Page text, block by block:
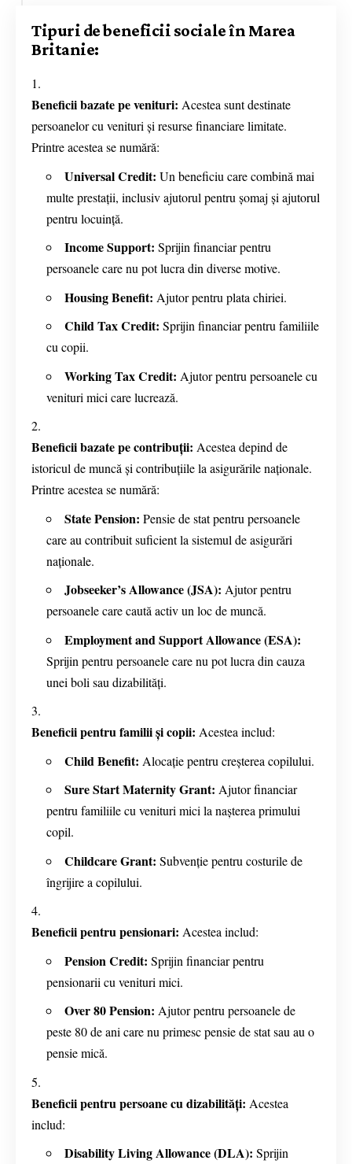
Tipuri de beneficii sociale în Marea
Britanie:
Beneficii bazate pe venituri: Acestea sunt destinate
persoanelor cu venituri și resurse financiare limitate.
Printre acestea se numără:
Universal Credit: Un beneficiu care combină mai
multe prestații, inclusiv ajutorul pentru șomaj și ajutorul
pentru locuință.
Income Support: Sprijin financiar pentru
persoanele care nu pot lucra din diverse motive.
Housing Benefit: Ajutor pentru plata chiriei.
Child Tax Credit: Sprijin financiar pentru familiile
cu copii.
Working Tax Credit: Ajutor pentru persoanele cu
venituri mici care lucrează.
Beneficii bazate pe contribuții: Acestea depind de
istoricul de muncă și contribuțiile la asigurările naționale.
Printre acestea se numără:
State Pension: Pensie de stat pentru persoanele
care au contribuit suficient la sistemul de asigurări
naționale.
Jobseeker’s Allowance (JSA): Ajutor pentru
persoanele care caută activ un loc de muncă.
Employment and Support Allowance (ESA):
Sprijin pentru persoanele care nu pot lucra din cauza
unei boli sau dizabilități.
Beneficii pentru familii și copii: Acestea includ:
Child Benefit: Alocație pentru creșterea copilului.
Sure Start Maternity Grant: Ajutor financiar
pentru familiile cu venituri mici la nașterea primului
copil.
Childcare Grant: Subvenție pentru costurile de
îngrijire a copilului.
Beneficii pentru pensionari: Acestea includ:
Pension Credit: Sprijin financiar pentru
pensionarii cu venituri mici.
Over 80 Pension: Ajutor pentru persoanele de
peste 80 de ani care nu primesc pensie de stat sau au o
pensie mică.
Beneficii pentru persoane cu dizabilități: Acestea
includ:
Disability Living Allowance (DLA): Sprijin